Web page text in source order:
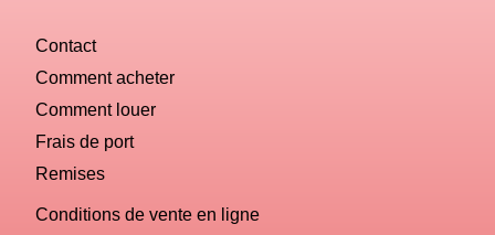
Contact
Comment acheter
Comment louer
Frais de port
Remises
Conditions de vente en ligne